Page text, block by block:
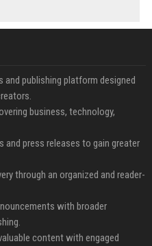
publishing platform designed
business, technology,
press releases to gain greater
through an organized and reader-
with broader
content with engaged